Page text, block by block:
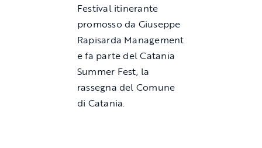
Festival itinerante
promosso da Giuseppe
Rapisarda Management
e fa parte del Catania
Summer Fest, la
rassegna del Comune
di Catania.